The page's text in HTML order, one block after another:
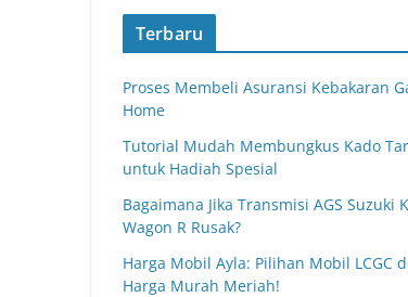
Terbaru
Proses Membeli Asuransi Kebakaran
Home
Tutorial Mudah Membungkus Kado
untuk Hadiah Spesial
Bagaimana Jika Transmisi AGS Suzuki
Wagon R Rusak?
Harga Mobil Ayla: Pilihan Mobil LCGC
Harga Murah Meriah!